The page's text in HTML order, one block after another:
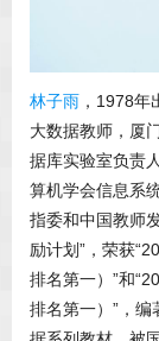
林子雨 ，1978
大数据教师，厦
据库实验室负责
算机学会信息系
指委和中国教师
励计划”，荣获
排名第一）”和
排名第一）”，